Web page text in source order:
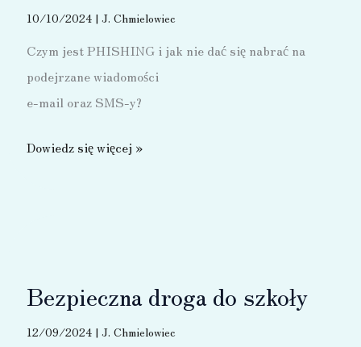
10/10/2024 | J. Chmielowiec
Czym jest PHISHING i jak nie dać się nabrać na
podejrzane wiadomości
e-mail oraz SMS-y?
Cyberbezpieczeństwo
Dowiedz się więcej »
Bezpieczna droga do szkoły
12/09/2024 | J. Chmielowiec